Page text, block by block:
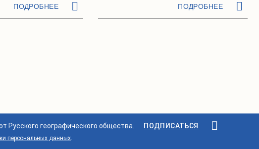
ПОДРОБНЕЕ ПОДРОБНЕЕ
Русского географического общества. ПОДПИСАТЬСЯ
персональных данных.